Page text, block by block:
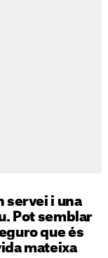
servei i una
Pot semblar
que és
mateixa